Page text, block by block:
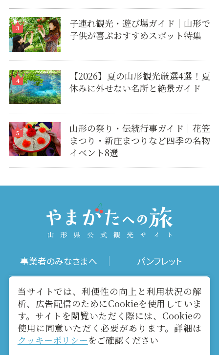
子連れ観光・遊び場ガイド｜山形で
子供が喜ぶおすすめスポット特集
【2026】夏の山形観光厳選4選！夏
休みに外せない名所と絶景ガイド
山形の祭り・伝統行事ガイド｜花笠
まつり・新庄まつりなど四季の名物
イベント8選
事業者のみなさまへ パンフレット
写真ダウンロード 動画ギャラリー
お役立ちリンク 当サイトについて
メールマガジン お問い合わせ
当サイトでは、利便性の向上と利用状況の解
析、広告配信のためにCookieを使用していま
す。サイトを閲覧いただく際には、Cookieの
使用に同意いただく必要があります。詳細は
クッキーポリシーをご確認ください